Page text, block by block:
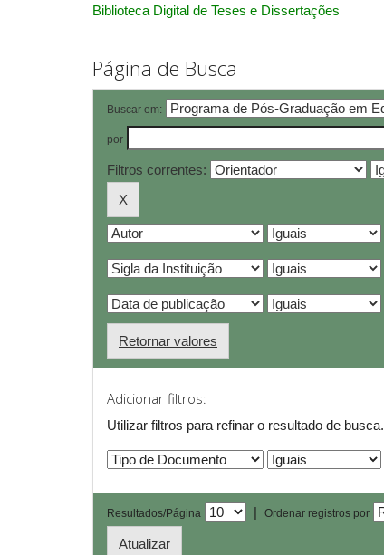
Biblioteca Digital de Teses e Dissertações
Página de Busca
Buscar em:
por
Filtros correntes:
Retornar valores
Adicionar filtros:
Utilizar filtros para refinar o resultado de busca.
Resultados/Página | Ordenar registros por